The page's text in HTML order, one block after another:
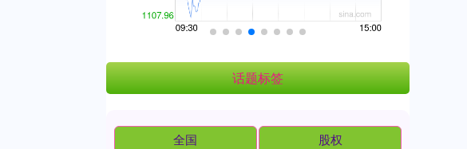
话题标签
全国 股权